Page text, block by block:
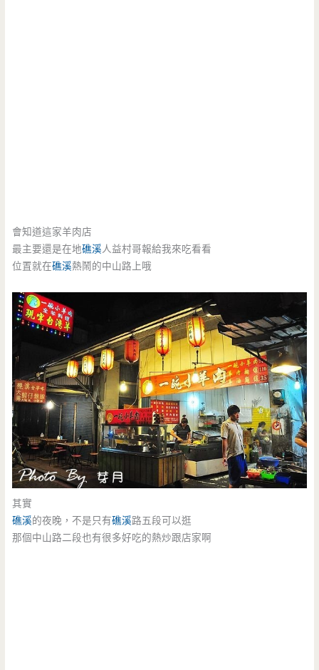
會知道這家羊肉店
最主要還是在地礁溪人益村哥報給我來吃看看
位置就在礁溪熱鬧的中山路上哦
其實
礁溪的夜晚，不是只有礁溪路五段可以逛
那個中山路二段也有很多好吃的熱炒跟店家啊